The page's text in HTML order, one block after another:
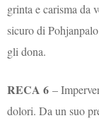
grinta e carisma da
sicuro di
gli dona.
RECA 6–
dolori. Da un suo